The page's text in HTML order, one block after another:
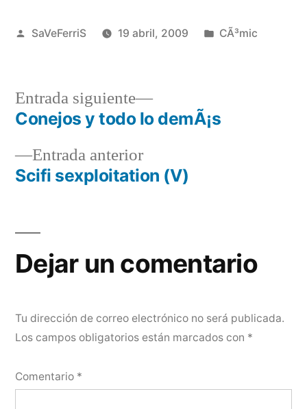
Publicado
SaVeFerriS 19 abril, 2009
Publicado
CÃ³mic
Navegación
de
entradas
Entrada anteriorEntrada
anterior:
Scifi sexploitation (V)
Entrada siguiente
Entrada
siguiente:
Conejos y todo lo demÃ¡s
Dejar un comentario
Tu dirección de correo electrónico no será publicada.
Los campos obligatorios están marcados con *
Comentario *